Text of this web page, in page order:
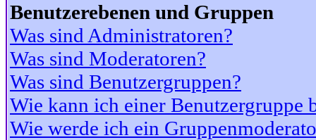
Benutzerebenen und Gruppen
Was sind Administratoren?
Was sind Moderatoren?
Was sind Benutzergruppen?
Wie kann ich einer Benutzergruppe
Wie werde ich ein